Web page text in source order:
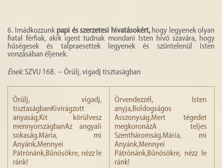
6. Imádkozzunk papi és szerzetesi hivatásokért,hogy legyenek olyan
fiatal férfiak, akik igent tudnak mondani Isten hívó szavára, hogy
hűségesek és talpraesettek legyenek és szüntelenül Isten
vonzásában éljenek.
Ének: SZVU 168. – Örülj, vigadj tisztaságban
Örülj, vigadj,
tisztaságbanKivirágzott
anyaság,Kit körülvesz
mennyországbanAz angyali
sokaság.Mária, mi
Anyánk,Mennyei
Pátrónánk,Bűnösökre, nézz le
ránk!
Örvendezzél, Isten
anyja,Boldogságos
Asszonyság,Mert tégedet
megkoronázA teljes
Szentháromság.Mária, mi
Anyánk,Mennyei
Pátrónánk,Bűnösökre, nézz le
ránk!